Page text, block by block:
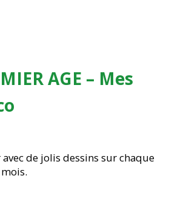
AGE – Mes
de jolis dessins sur chaque